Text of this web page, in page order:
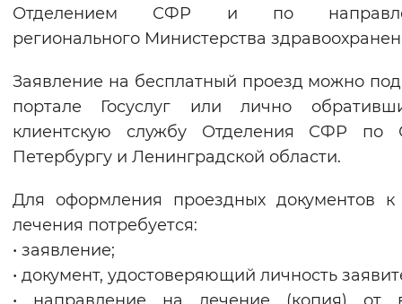
Вернуть стандартные настройки
Отделением СФР и по
регионального Министерства
Заявление на бесплатный проезд можно
портале Госуслуг или лично
клиентскую службу Отделения СФР по
Петербургу и Ленинградской области.
Для оформления проездных документов к
лечения потребуется:
• заявление;
• документ, удостоверяющий личность